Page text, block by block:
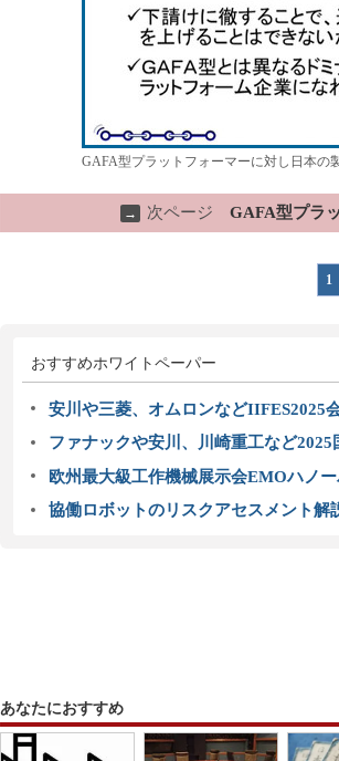
GAFA型プラットフォーマーに対し日本
→ 次ページ GAFA型プラ
1
おすすめホワイトペーパー
安川や三菱、オムロンなどIIFES2025
ファナックや安川、川崎重工など
欧州最大級工作機械展示会EMOハノ
協働ロボットのリスクアセスメント解
あなたにおすすめ